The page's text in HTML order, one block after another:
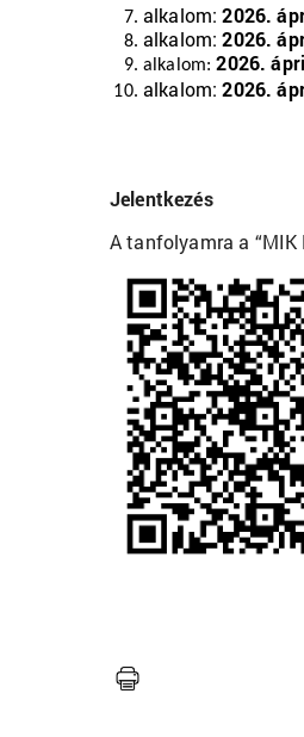
alkalom:2026.
alkalom:2026.
alkalom:2026.
alkalom:2026.
Jelentkezés
A tanfolyamra a